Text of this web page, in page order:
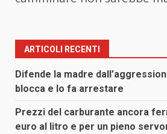
ARTICOLI RECENTI
Difende la madre
blocca e lo fa arrestare
Prezzi del carburante ancora
euro al litro e per un pieno